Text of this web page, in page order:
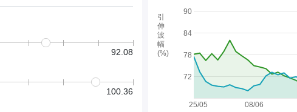
92.08
100.36
25/05 08/06
72
78
84
90
引
伸
波
幅
(%)